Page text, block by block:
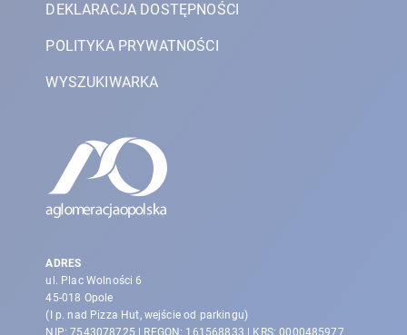
ADRES
ul. Plac Wolności 6
45-018 Opole
(I p. nad Pizza Hut, wejście od parkingu)
DEKLARACJA DOSTĘPNOŚCI
POLITYKA PRYWATNOŚCI
WYSZUKIWARKA